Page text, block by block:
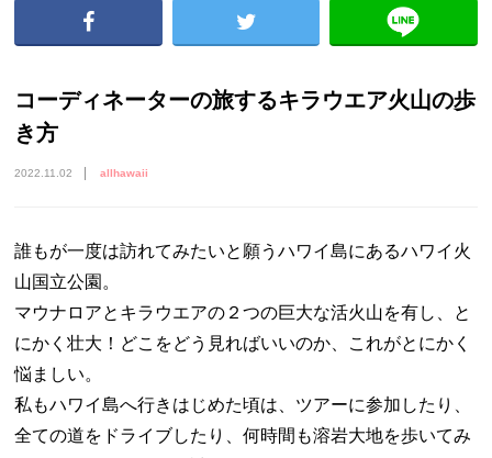
コーディネーターの旅するキラウエア火山の歩
き方
2022.11.02 allhawaii
誰もが一度は訪れてみたいと願うハワイ島にあるハワイ火
山国立公園。
マウナロアとキラウエアの２つの巨大な活火山を有し、と
にかく壮大！どこをどう見ればいいのか、これがとにかく
悩ましい。
私もハワイ島へ行きはじめた頃は、ツアーに参加したり、
全ての道をドライブしたり、何時間も溶岩大地を歩いてみ